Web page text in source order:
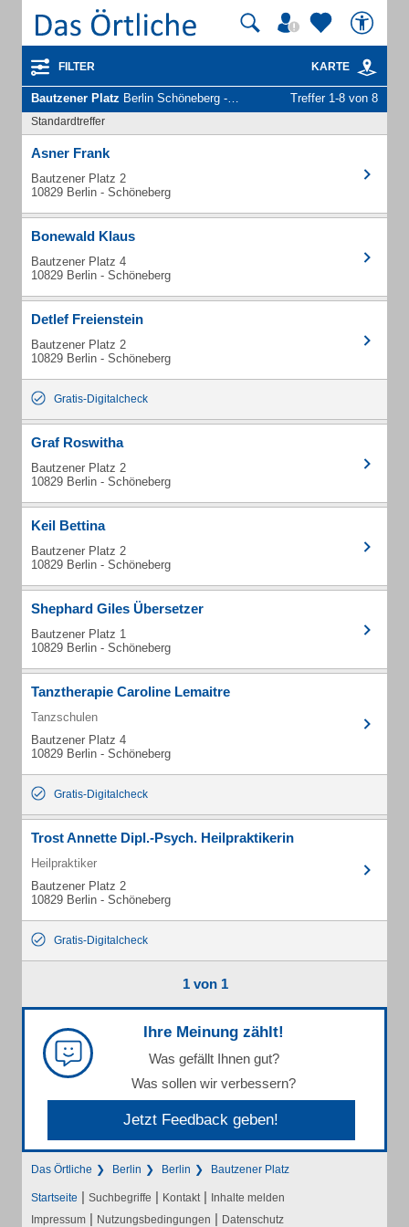
FILTER KARTE
Bautzener Platz Berlin Schöneberg - Unternehmen und Personen Treffer 1-8 von 8
Standardtreffer
Asner Frank
Bautzener Platz 2
10829 Berlin - Schöneberg
Bonewald Klaus
Bautzener Platz 4
10829 Berlin - Schöneberg
Detlef Freienstein
Bautzener Platz 2
10829 Berlin - Schöneberg
Gratis-Digitalcheck
Graf Roswitha
Bautzener Platz 2
10829 Berlin - Schöneberg
Keil Bettina
Bautzener Platz 2
10829 Berlin - Schöneberg
Shephard Giles Übersetzer
Bautzener Platz 1
10829 Berlin - Schöneberg
Tanztherapie Caroline Lemaitre
Tanzschulen
Bautzener Platz 4
10829 Berlin - Schöneberg
Gratis-Digitalcheck
Trost Annette Dipl.-Psych. Heilpraktikerin
Heilpraktiker
Bautzener Platz 2
10829 Berlin - Schöneberg
Gratis-Digitalcheck
1 von 1
Ihre Meinung zählt!
Was gefällt Ihnen gut?
Was sollen wir verbessern?
Jetzt Feedback geben!
Das Örtliche Berlin Berlin Bautzener Platz
Startseite | Suchbegriffe | Kontakt | Inhalte melden
Impressum | Nutzungsbedingungen | Datenschutz